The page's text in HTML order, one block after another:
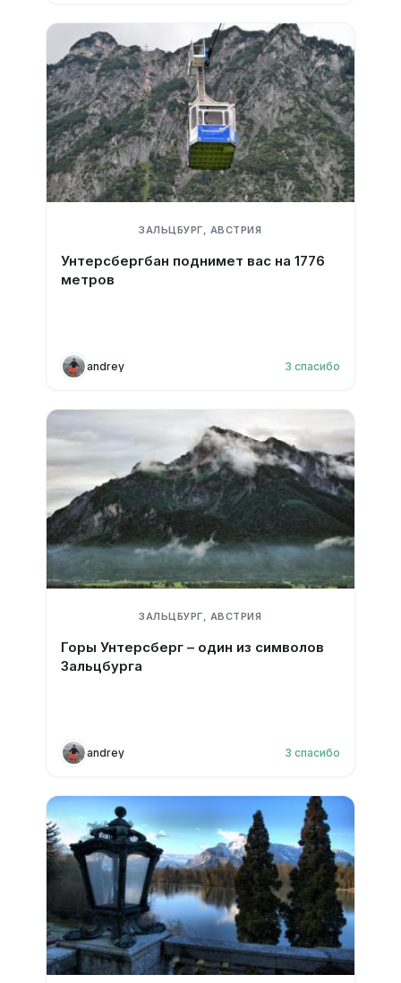
ЗАЛЬЦБУРГ, АВСТРИЯ
Унтерсбергбан поднимет вас на 1776
метров
andrey 3 спасибо
ЗАЛЬЦБУРГ, АВСТРИЯ
Горы Унтерсберг – один из символов
Зальцбурга
andrey 3 спасибо